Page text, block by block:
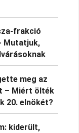
frakció
Mutatjuk,
meg az
– Miért ölték
20. elnökét?
kiderült,